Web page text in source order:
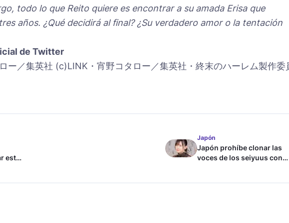
todo lo que Reito quiere es encontrar a su amada Erisa que
años. ¿Qué decidirá al final? ¿Su verdadero amor o la tentación
de Twitter
ー／集英社 (c)LINK・宵野コタロー／集英社・終末のハーレム製作委
este
Japón
Japón prohíbe clonar las
voces de los seiyuus con